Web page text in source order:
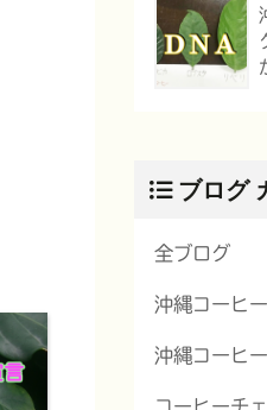
ブログ
全ブログ
沖縄コーヒ
沖縄コーヒ